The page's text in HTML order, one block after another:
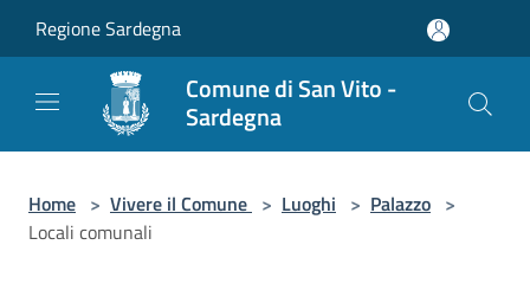
Regione Sardegna
Comune di San Vito -
Sardegna
Home > Vivere il Comune > Luoghi > Palazzo >
Locali comunali